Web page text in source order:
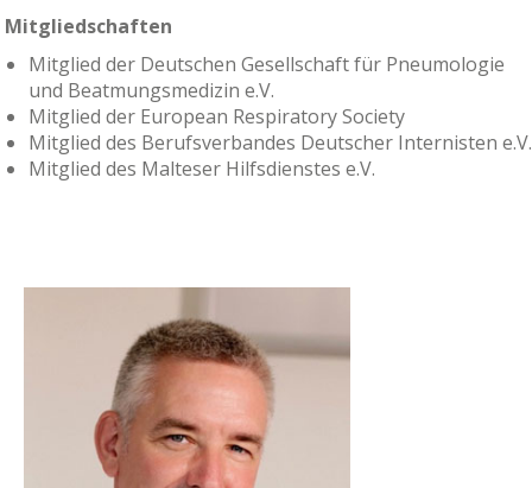
Mitgliedschaften
Mitglied der Deutschen Gesellschaft für Pneumologie
und Beatmungsmedizin e.V.
Mitglied der European Respiratory Society
Mitglied des Berufsverbandes Deutscher Internisten e.V.
Mitglied des Malteser Hilfsdienstes e.V.